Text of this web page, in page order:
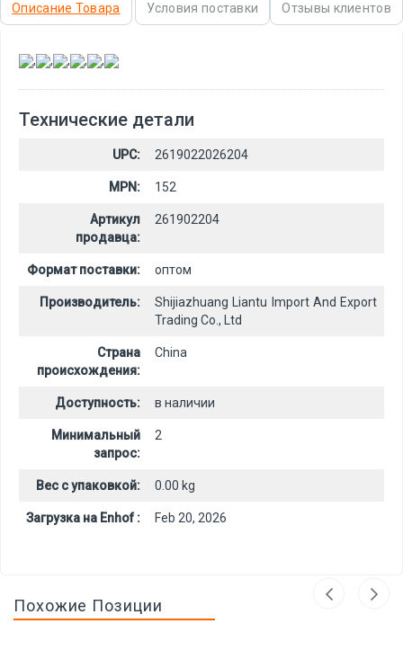
Описание Товара Условия поставки Отзывы клиентов
, , , , ,
Технические детали
UPC: 2619022026204
MPN: 152
Артикул
продавца:
261902204
Формат поставки: оптом
Производитель:
Shijiazhuang Liantu Import And Export
Trading Co., Ltd
Страна
происхождения:
China
Доступность: в наличии
Минимальный
запрос:
2
Вес с упаковкой: 0.00 kg
Загрузка на Enhof : Feb 20, 2026
Похожие Позиции